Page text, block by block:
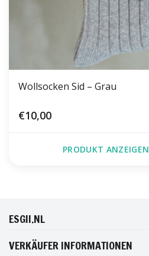
Wollsocken Sid – Grau
€10,00
PRODUKT ANZEIGEN
ESGII.NL
VERKÄUFER INFORMATIONEN